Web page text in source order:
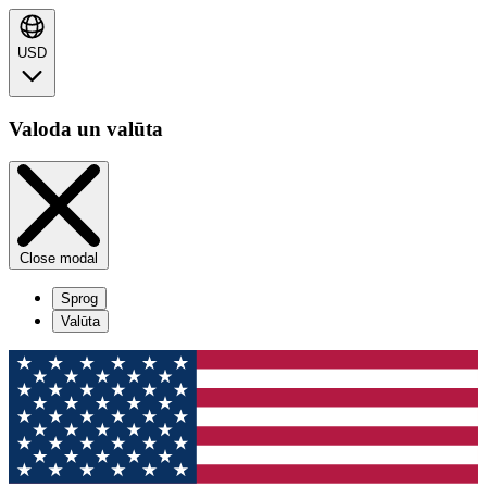
USD
Valoda un valūta
Close modal
Sprog
Valūta